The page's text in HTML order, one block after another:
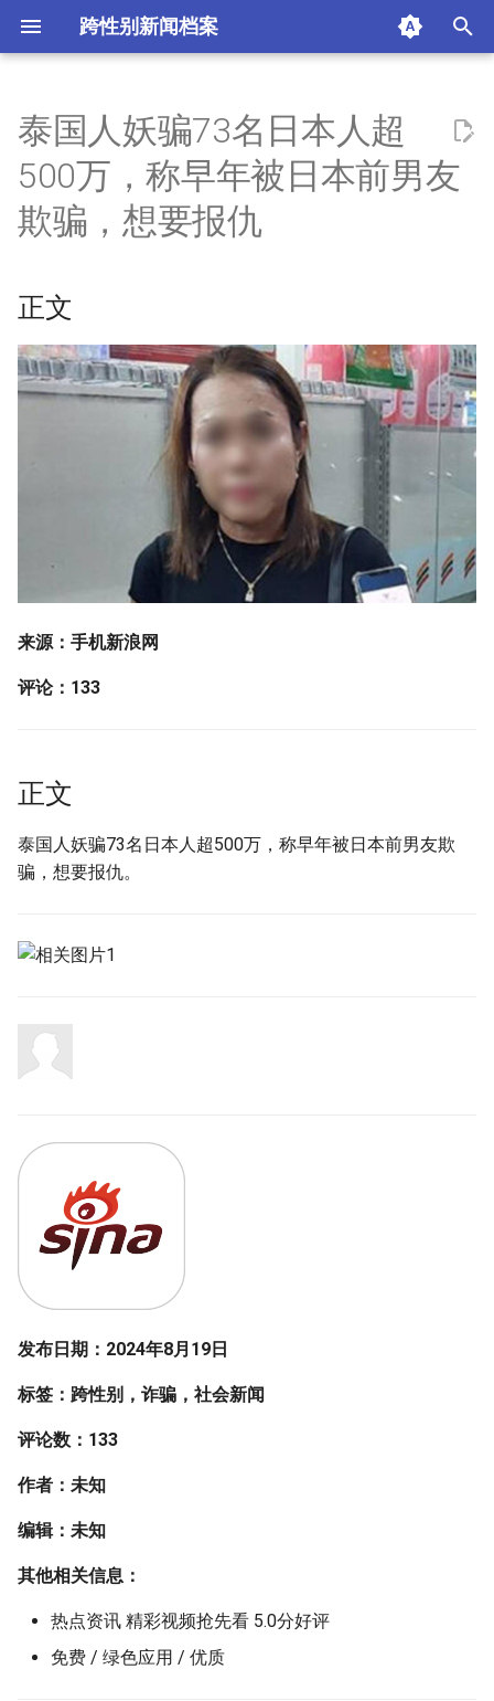
跨性别新闻档案
i
i
z
正文
正文
附加信息 [Processed Page
泰国人妖骗73名日本人超
500万，称早年被日本前男友
欺骗，想要报仇
正文
来源：手机新浪网
评论：133
正文
泰国人妖骗73名日本人超500万，称早年被日本前男友欺
骗，想要报仇。
发布日期：2024年8月19日
标签：跨性别，诈骗，社会新闻
评论数：133
作者：未知
编辑：未知
其他相关信息：
热点资讯 精彩视频抢先看 5.0分好评
免费 / 绿色应用 / 优质